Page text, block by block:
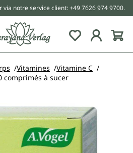
via notre service client: +49 7626 974 9700.
Vitamines
Vitamine C
comprimés à sucer